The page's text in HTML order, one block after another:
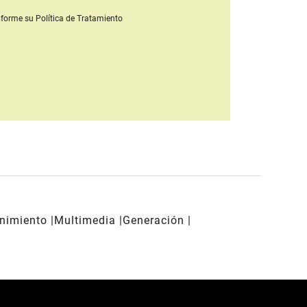
su Política de Tratamiento
Multimedia
Generación